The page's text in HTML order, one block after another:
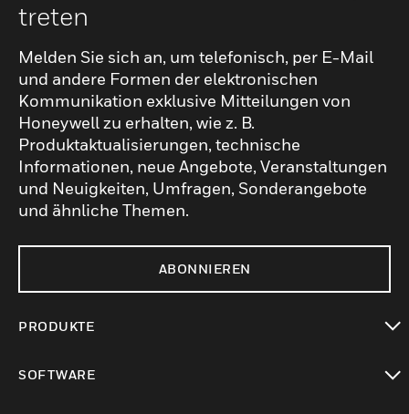
treten
Melden Sie sich an, um telefonisch, per E-Mail
und andere Formen der elektronischen
Kommunikation exklusive Mitteilungen von
Honeywell zu erhalten, wie z. B.
Produktaktualisierungen, technische
Informationen, neue Angebote, Veranstaltungen
und Neuigkeiten, Umfragen, Sonderangebote
und ähnliche Themen.
ABONNIEREN
PRODUKTE
SOFTWARE